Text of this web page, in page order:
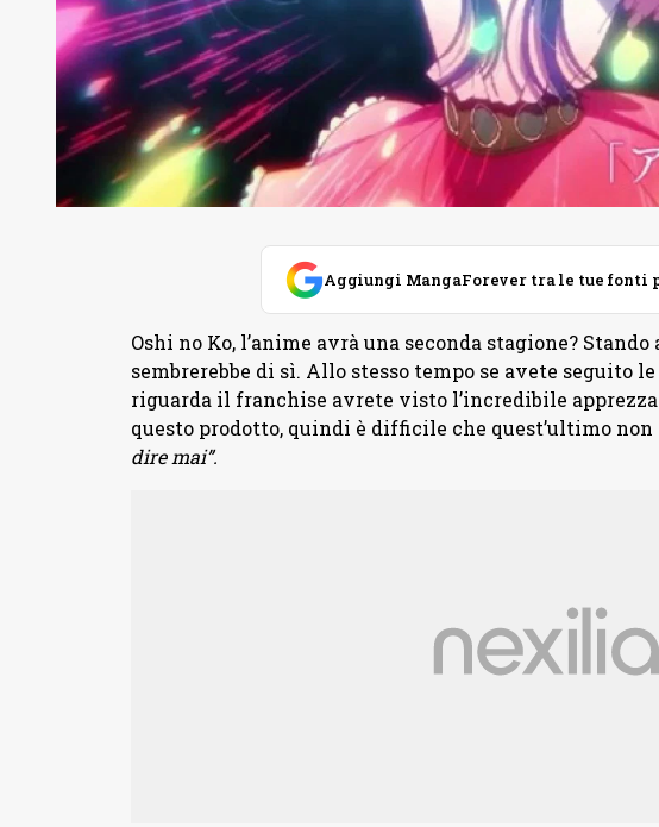
Aggiungi MangaForever tra le tue fonti
Oshi no Ko, l’anime avrà una seconda stagione?
sembrerebbe di sì. Allo stesso tempo se avete seguito
riguarda il franchise avrete visto l’incredibile
questo prodotto, quindi è difficile che quest’ultimo non
dire mai”.